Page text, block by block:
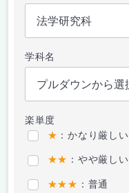
学科名
楽単度
★ ：かなり厳しい
★★ ：やや厳しい
★★★ ：普通